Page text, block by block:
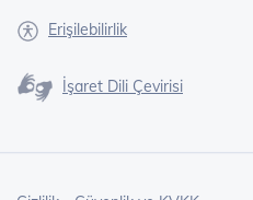
Erişilebilirlik
İşaret Dili Çevirisi